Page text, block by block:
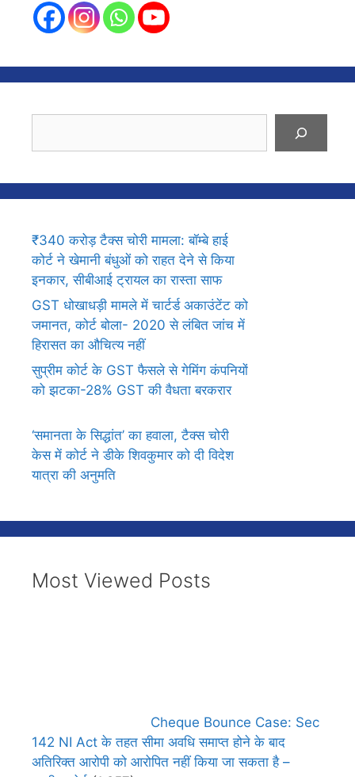
₹340 करोड़ टैक्स चोरी मामला: बॉम्बे हाई
कोर्ट ने खेमानी बंधुओं को राहत देने से किया
इनकार, सीबीआई ट्रायल का रास्ता साफ
GST धोखाधड़ी मामले में चार्टर्ड अकाउंटेंट को
जमानत, कोर्ट बोला- 2020 से लंबित जांच में
हिरासत का औचित्य नहीं
सुप्रीम कोर्ट के GST फैसले से गेमिंग कंपनियों
को झटका-28% GST की वैधता बरकरार
‘समानता के सिद्धांत’ का हवाला, टैक्स चोरी
केस में कोर्ट ने डीके शिवकुमार को दी विदेश
यात्रा की अनुमति
Most Viewed Posts
Cheque Bounce Case: Sec
142 NI Act के तहत सीमा अवधि समाप्त होने के बाद
अतिरिक्त आरोपी को आरोपित नहीं किया जा सकता है –